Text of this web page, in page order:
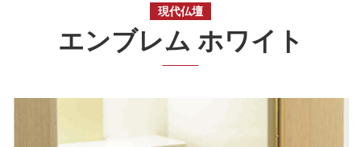
現代仏壇
エンブレム ホワイト